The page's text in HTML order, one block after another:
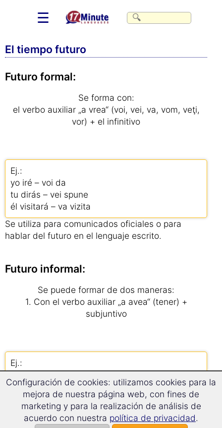
☰
El tiempo futuro
Futuro formal:
Se forma con:
el verbo auxiliar „a vrea“ (voi, vei, va, vom, veţi,
vor) + el infinitivo
Ej.:
yo iré – voi da
tu dirás – vei spune
él visitará – va vizita
Se utiliza para comunicados oficiales o para
hablar del futuro en el lenguaje escrito.
Futuro informal:
Se puede formar de dos maneras:
1. Con el verbo auxiliar „a avea“ (tener) +
subjuntivo
Ej.:
yo iré – am să plec
tú correrás – ai să fugi
él hará – are să facă
nosotros amaremos – avem să iubim
vosotros ayudaréis – aveţi să ajutaţi
Configuración de cookies: utilizamos cookies para la
mejora de nuestra página web, con fines de
marketing y para la realización de análisis de
acuerdo con nuestra política de privacidad.